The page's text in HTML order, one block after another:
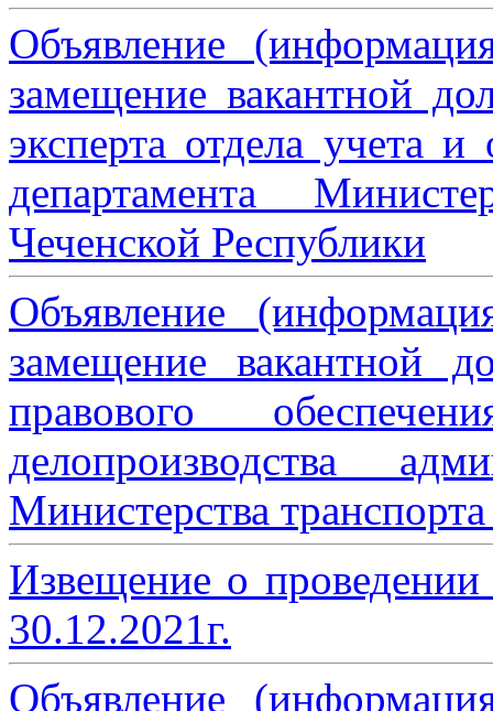
Объявление
замещение вакантной
эксперта отдела учета и
департамента
Чеченской Республики
Объявление
замещение вакантной
правового
делопроизводства
Министерства
Извещение о
30.12.2021г.
Объявление